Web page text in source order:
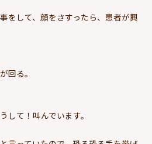
をして、顔をさすったら、患者が興
回る。
して！叫んでいます。